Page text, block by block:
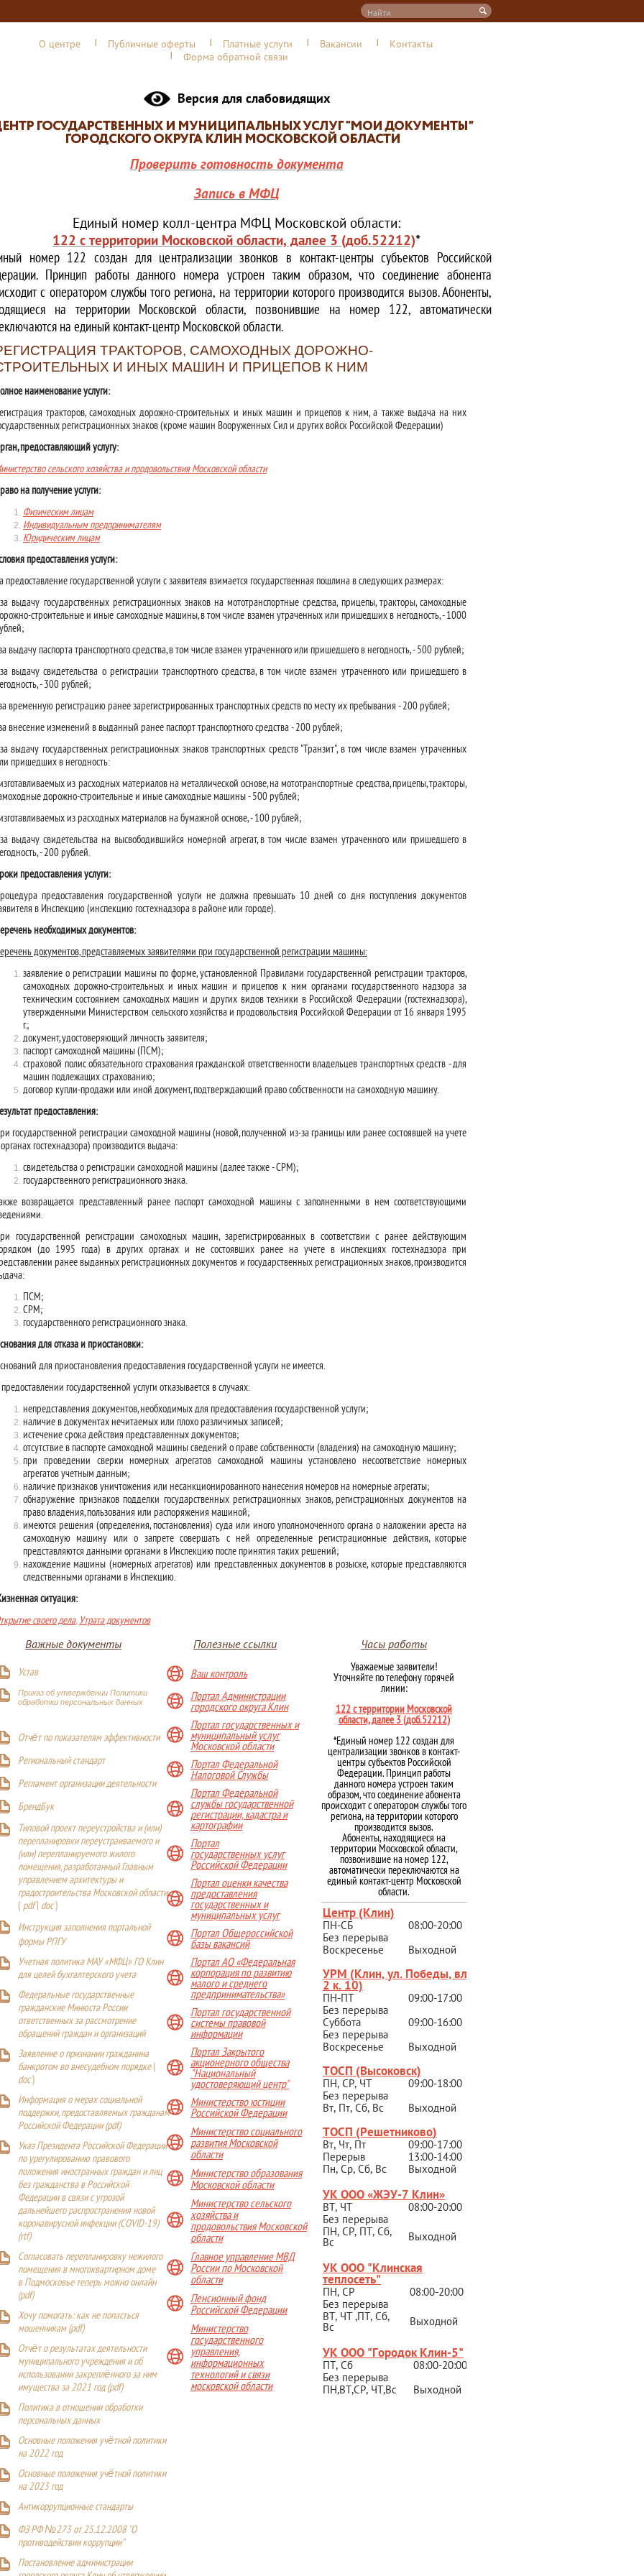
О центре Публичные оферты Платные услуги Вакансии
Контакты
Форма обратной связи
Версия для слабовидящих
Проверить готовность документа
Запись в МФЦ
Единый номер колл-центра МФЦ Московской области:
122 с территории Московской области, далее 3 (доб.52212)*
номер 122 создан для централизации звонков в контакт-центры субъектов Российской
Принцип работы данного номера устроен таким образом, что соединение абонента
с оператором службы того региона, на территории которого производится вызов. Абоненты,
на территории Московской области, позвонившие на номер 122, автоматически
на единый контакт-центр Московской области.
ТРАКТОРОВ, САМОХОДНЫХ ДОРОЖНО-
И ИНЫХ МАШИН И ПРИЦЕПОВ К НИМ
наименование услуги:
тракторов, самоходных дорожно-строительных и иных машин и прицепов к ним, а также выдача на них
регистрационных знаков (кроме машин Вооруженных Сил и других войск Российской Федерации)
предоставляющий услугу:
сельского хозяйства и продовольствия Московской области
на получение услуги:
Физическим лицам
Индивидуальным предпринимателям
Юридическим лицам
предоставления услуги:
предоставление государственной услуги с заявителя взимается государственная пошлина в следующих размерах:
выдачу государственных регистрационных знаков на мототранспортные средства, прицепы, тракторы, самоходные
строительные и иные самоходные машины, в том числе взамен утраченных или пришедших в негодность, - 1000
выдачу паспорта транспортного средства, в том числе взамен утраченного или пришедшего в негодность, - 500 рублей;
выдачу свидетельства о регистрации транспортного средства, в том числе взамен утраченного или пришедшего в
- 300 рублей;
временную регистрацию ранее зарегистрированных транспортных средств по месту их пребывания - 200 рублей;
внесение изменений в выданный ранее паспорт транспортного средства - 200 рублей;
выдачу государственных регистрационных знаков транспортных средств "Транзит", в том числе взамен утраченных
пришедших в негодность:
из расходных материалов на металлической основе, на мототранспортные средства, прицепы, тракторы,
дорожно-строительные и иные самоходные машины - 500 рублей;
из расходных материалов на бумажной основе, - 100 рублей;
выдачу свидетельства на высвободившийся номерной агрегат, в том числе взамен утраченного или пришедшего в
- 200 рублей.
предоставления услуги:
предоставления государственной услуги не должна превышать 10 дней со дня поступления документов
в Инспекцию (инспекцию гостехнадзора в районе или городе).
необходимых документов:
документов, представляемых заявителями при государственной регистрации машины:
заявление о регистрации машины по форме, установленной Правилами государственной регистрации тракторов,
самоходных дорожно-строительных и иных машин и прицепов к ним органами государственного надзора за
техническим состоянием самоходных машин и других видов техники в Российской Федерации (гостехнадзора),
утвержденными Министерством сельского хозяйства и продовольствия Российской Федерации от 16 января 1995
г.;
документ, удостоверяющий личность заявителя;
паспорт самоходной машины (ПСМ);
страховой полис обязательного страхования гражданской ответственности владельцев транспортных средств - для
машин подлежащих страхованию;
договор купли-продажи или иной документ, подтверждающий право собственности на самоходную машину.
предоставления:
государственной регистрации самоходной машины (новой, полученной из-за границы или ранее состоявшей на учете
гостехнадзора) производится выдача:
свидетельства о регистрации самоходной машины (далее также - СРМ);
государственного регистрационного знака.
возвращается представленный ранее паспорт самоходной машины с заполненными в нем соответствующими
государственной регистрации самоходных машин, зарегистрированных в соответствии с ранее действующим
(до 1995 года) в других органах и не состоявших ранее на учете в инспекциях гостехнадзора при
ранее выданных регистрационных документов и государственных регистрационных знаков, производится
ПСМ;
СРМ;
государственного регистрационного знака.
для отказа и приостановки:
для приостановления предоставления государственной услуги не имеется.
государственной услуги отказывается в случаях:
непредставления документов, необходимых для предоставления государственной услуги;
наличие в документах нечитаемых или плохо различимых записей;
истечение срока действия представленных документов;
отсутствие в паспорте самоходной машины сведений о праве собственности (владения) на самоходную машину;
при проведении сверки номерных агрегатов самоходной машины установлено несоответствие номерных
агрегатов учетным данным;
наличие признаков уничтожения или несанкционированного нанесения номеров на номерные агрегаты;
обнаружение признаков подделки государственных регистрационных знаков, регистрационных документов на
право владения, пользования или распоряжения машиной;
имеются решения (определения, постановления) суда или иного уполномоченного органа о наложении ареста на
самоходную машину или о запрете совершать с ней определенные регистрационные действия, которые
представляются данными органами в Инспекцию после принятия таких решений;
нахождение машины (номерных агрегатов) или представленных документов в розыске, которые представляются
следственными органами в Инспекцию.
ситуация:
своего дела,Утрата документов
Важные документы
Устав
Приказ об утверждении Политики
обработки персональных данных
Отчёт по показателям эффективности
Региональный стандарт
Регламент организации деятельности
БрендБук
Типовой проект переустройства и (или)
перепланировки переустраиваемого и
(или) перепланируемого жилого
помещения, разработанный Главным
управлением архитектуры и
градостроительства Московской области
(pdf| doc)
Инструкция заполнения портальной
формы РПГУ
Учетная политика МАУ «МФЦ» ГО Клин
для целей бухгалтерского учета
Федеральные государственные
гражданские Минюста России
ответственных за рассмотрение
обращений граждан и организаций
Заявление о признании гражданина
банкротом во внесудебном порядке(
doc)
Информация о мерах социальной
поддержки, предоставляемых гражданам
Российской Федерации (pdf)
Указ Президента Российской Федерации
по урегулированию правового
положения иностранных граждан и лиц
без гражданства в Российской
Федерации в связи с угрозой
дальнейшего распространения новой
коронавирусной инфекции (COVID-19)
(rtf)
Согласовать перепланировку нежилого
помещения в многоквартирном доме
в Подмосковье теперь можно онлайн
(pdf)
Хочу помогать: как не попасться
мошенникам (pdf)
Отчёт о результатах деятельности
муниципального учреждения и об
использовании закреплённого за ним
имущества за 2021 год (pdf)
Политика в отношении обработки
персональных данных
Основные положения учётной политики
на 2022 год
Основные положения учётной политики
на 2023 год
Антикоррупционные стандарты
ФЗ РФ №273 от 25.12.2008 "О
противодействии коррупции"
Постановление администрации
Полезные ссылки
Ваш контроль
Портал Администрации
городского округа Клин
Портал государственных и
муниципальный услуг
Московской области
Портал Федеральной
Налоговой Службы
Портал Федеральной
службы государственной
регистрации, кадастра и
картографии
Портал
государственных услуг
Российской Федерации
Портал оценки качества
предоставления
государственных и
муниципальных услуг
Портал Общероссийской
базы вакансий
Портал АО «Федеральная
корпорация по развитию
малого и среднего
предпринимательства»
Портал государственной
системы правовой
информации
Портал Закрытого
акционерного общества
"Национальный
удостоверяющий центр"
Министерство юстиции
Российской Федерации
Министерство социального
развития Московской
области
Министерство образования
Московской области
Министерство сельского
хозяйства и
продовольствия Московской
области
Главное управление МВД
России по Московской
области
Пенсионный фонд
Российской Федерации
Министерство
государственного
управления,
информационных
технологий и связи
московской области
Часы работы
Уважаемые заявители!
Уточняйте по телефону горячей
линии:
122 с территории Московской
области, далее 3 (доб.52212)
*Единый номер 122 создан для
централизации звонков в контакт-
центры субъектов Российской
Федерации. Принцип работы
данного номера устроен таким
образом, что соединение абонента
происходит с оператором службы того
региона, на территории которого
производится вызов.
Абоненты, находящиеся на
территории Московской области,
позвонившие на номер 122,
автоматически переключаются на
единый контакт-центр Московской
области.
Центр (Клин)
ПН-СБ
08:00-20:00
Без перерыва
Воскресенье
Выходной
УРМ (Клин, ул. Победы, вл.
2 к. 10)
ПН-ПТ
09:00-17:00
Без перерыва
Суббота
09:00-16:00
Без перерыва
Воскресенье
Выходной
ТОСП (Высоковск)
ПН, СР, ЧТ
09:00-18:00
Без перерыва
Вт, Пт, Сб, Вс
Выходной
ТОСП (Решетниково)
Вт, Чт, Пт
09:00-17:00
Перерыв
13:00-14:00
Пн, Ср, Сб, Вс
Выходной
УК ООО «ЖЭУ-7 Клин»
ВТ, ЧТ
08:00-20:00
Без перерыва
ПН, СР, ПТ, Сб,
Вс Выходной
УК ООО "Клинская
теплосеть"
ПН, СР
08:00-20:00
Без перерыва
ВТ, ЧТ ,ПТ, Сб,
Вс Выходной
УК ООО "Городок Клин-5"
ПТ, Сб
08:00-20:00
Без перерыва
ПН,ВТ,СР, ЧТ,Вс Выходной